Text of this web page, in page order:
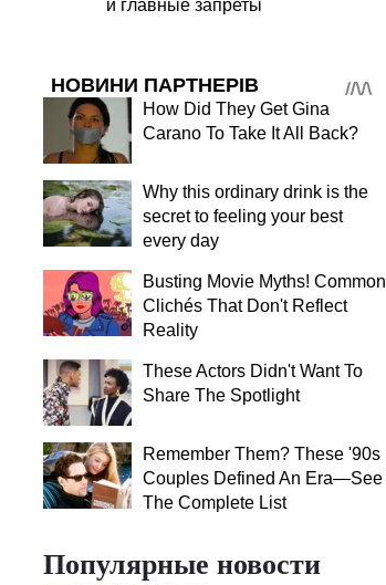
и главные запреты
НОВИНИ ПАРТНЕРІВ
How Did They Get Gina
Carano To Take It All Back?
Why this ordinary drink is the
secret to feeling your best
every day
Busting Movie Myths! Common
Clichés That Don't Reflect
Reality
These Actors Didn't Want To
Share The Spotlight
Remember Them? These '90s
Couples Defined An Era—See
The Complete List
Популярные новости